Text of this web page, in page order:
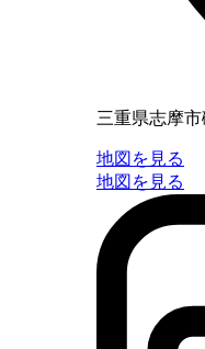
三重県志摩
地図を見る
地図を見る